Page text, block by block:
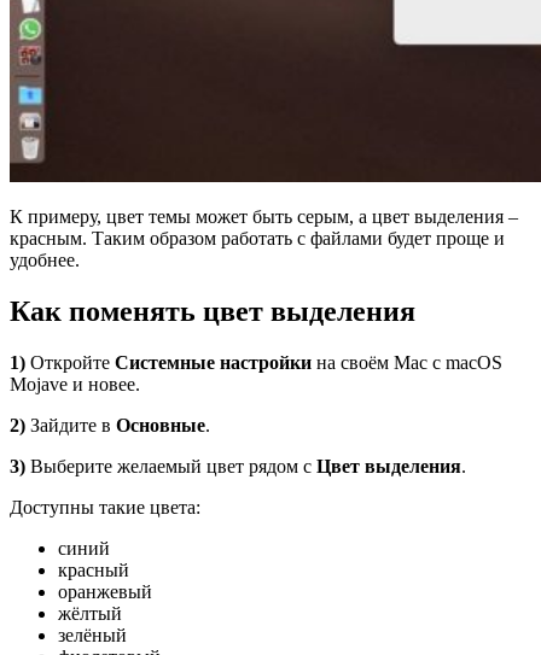
К примеру, цвет темы может быть серым, а цвет выделения –
красным. Таким образом работать с файлами будет проще и
удобнее.
Как поменять цвет выделения
1) Откройте Системные настройки на своём Mac с macOS
Mojave и новее.
2) Зайдите в Основные.
3) Выберите желаемый цвет рядом с Цвет выделения.
Доступны такие цвета:
синий
красный
оранжевый
жёлтый
зелёный